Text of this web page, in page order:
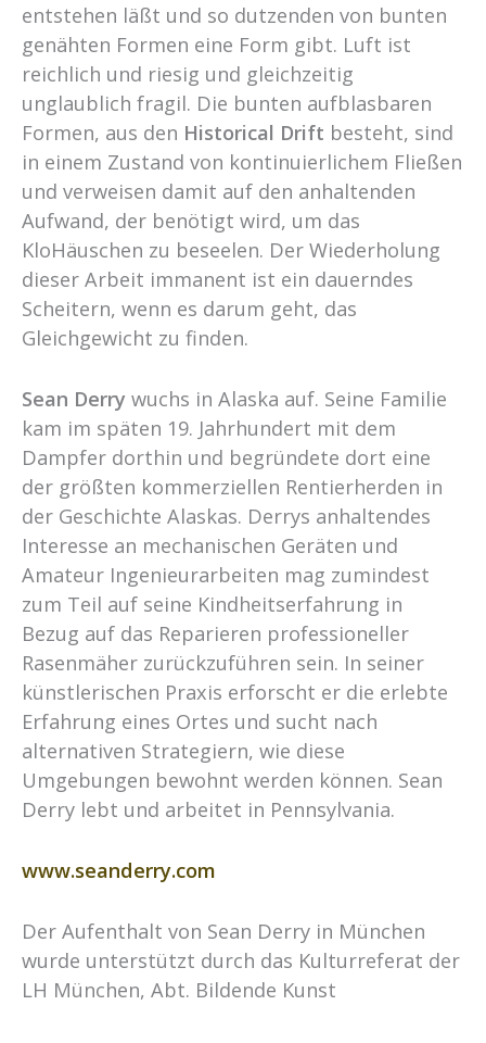
entstehen läßt und so dutzenden von bunten
genähten Formen eine Form gibt. Luft ist
reichlich und riesig und gleichzeitig
unglaublich fragil. Die bunten aufblasbaren
Formen, aus den Historical Drift besteht, sind
in einem Zustand von kontinuierlichem Fließen
und verweisen damit auf den anhaltenden
Aufwand, der benötigt wird, um das
KloHäuschen zu beseelen. Der Wiederholung
dieser Arbeit immanent ist ein dauerndes
Scheitern, wenn es darum geht, das
Gleichgewicht zu finden.
Sean Derry wuchs in Alaska auf. Seine Familie
kam im späten 19. Jahrhundert mit dem
Dampfer dorthin und begründete dort eine
der größten kommerziellen Rentierherden in
der Geschichte Alaskas. Derrys anhaltendes
Interesse an mechanischen Geräten und
Amateur Ingenieurarbeiten mag zumindest
zum Teil auf seine Kindheitserfahrung in
Bezug auf das Reparieren professioneller
Rasenmäher zurückzuführen sein. In seiner
künstlerischen Praxis erforscht er die erlebte
Erfahrung eines Ortes und sucht nach
alternativen Strategiern, wie diese
Umgebungen bewohnt werden können. Sean
Derry lebt und arbeitet in Pennsylvania.
www.seanderry.com
Der Aufenthalt von Sean Derry in München
wurde unterstützt durch das Kulturreferat der
LH München, Abt. Bildende Kunst